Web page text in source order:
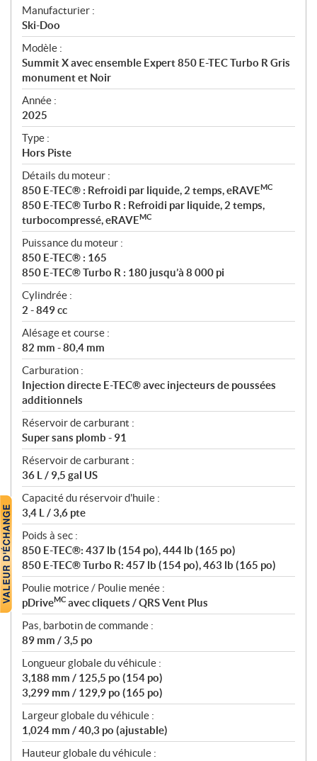
S
p
é
c
i
f
i
c
a
t
i
o
n
s
Manufacturier :
Ski-Doo
Modèle :
Summit X avec ensemble Expert 850 E-TEC Turbo R Gris
monument et Noir
Année :
2025
Type :
Hors Piste
Détails du moteur :
850 E-TEC® : Refroidi par liquide, 2 temps, eRAVEMC
850 E-TEC® Turbo R : Refroidi par liquide, 2 temps,
turbocompressé, eRAVEMC
Puissance du moteur :
850 E-TEC® : 165
850 E-TEC® Turbo R : 180 jusqu’à 8 000 pi
Cylindrée :
2 - 849 cc
Alésage et course :
82 mm - 80,4 mm
Carburation :
Injection directe E-TEC® avec injecteurs de poussées
additionnels
Réservoir de carburant :
Super sans plomb - 91
Réservoir de carburant :
36 L / 9,5 gal US
Capacité du réservoir d'huile :
3,4 L / 3,6 pte
Poids à sec :
850 E-TEC®: 437 lb (154 po), 444 lb (165 po)
850 E-TEC® Turbo R: 457 lb (154 po), 463 lb (165 po)
Poulie motrice / Poulie menée :
pDriveMC avec cliquets / QRS Vent Plus
Pas, barbotin de commande :
89 mm / 3,5 po
Longueur globale du véhicule :
3,188 mm / 125,5 po (154 po)
3,299 mm / 129,9 po (165 po)
Largeur globale du véhicule :
1,024 mm / 40,3 po (ajustable)
Hauteur globale du véhicule :